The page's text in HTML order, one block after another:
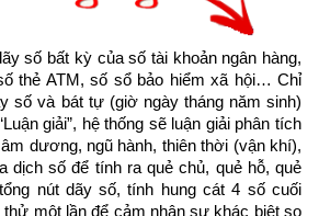
vien-ebooks/sach-ky-nang-song/link-
hon-pdf-10.html
Hạt giống tâm hồn hoặc liên hệ Zalo:
trực tiếp file pdf.
về Tấm thiệp mừng được trích từ
hồn tập 5” của nhà xuất bản tổng hợp
số bất kỳ của số tài khoản ngân hàng,
thẻ ATM, số sổ bảo hiểm xã hội… Chỉ
số và bát tự (giờ ngày tháng năm sinh)
giải”, hệ thống sẽ luận giải phân tích
dương, ngũ hành, thiên thời (vận khí),
dịch số để tính ra quẻ chủ, quẻ hỗ, quẻ
nút dãy số, tính hung cát 4 số cuối
một lần để cảm nhận sự khác biệt so